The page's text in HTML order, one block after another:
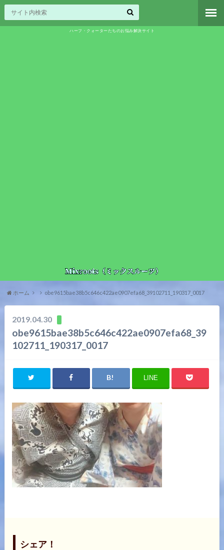
ハーフ・クォーターたちのお悩み解決サイト
ホーム obe9615bae38b5c646c422ae0907efa68_39102711_190317_0017
2019.04.30
obe9615bae38b5c646c422ae0907efa68_39
102711_190317_0017
LINE
シェア！